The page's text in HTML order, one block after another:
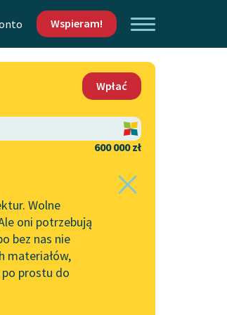
Wspieram!
projekcie
Zasady wykorzystania
Lektur
promocyjne
Wpłać
600 000 zł
Wolne
oni potrzebują
bez nas nie
materiałów,
prostu do